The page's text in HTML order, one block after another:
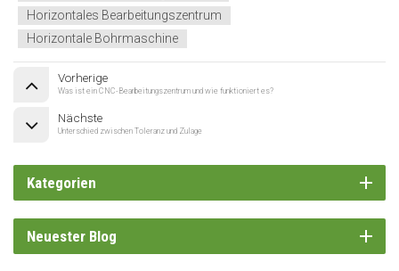
Horizontales Bearbeitungszentrum
Horizontale Bohrmaschine
Vorherige
Was ist ein CNC-Bearbeitungszentrum und wie funktioniert es?
Nächste
Unterschied zwischen Toleranz und Zulage
Kategorien
Neuester Blog